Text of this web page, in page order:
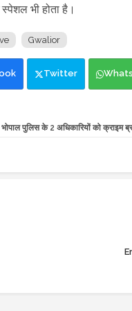
भी होता है।
Gwalior
Twitter
पुलिस के 2 अधिकारियों को क्राइम